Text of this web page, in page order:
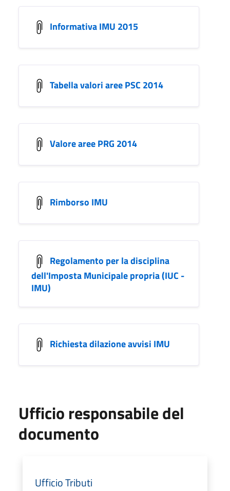
Informativa IMU 2015
Tabella valori aree PSC 2014
Valore aree PRG 2014
Rimborso IMU
Regolamento per la disciplina
dell'Imposta Municipale propria (IUC -
IMU)
Richiesta dilazione avvisi IMU
Ufficio responsabile del
documento
Ufficio Tributi